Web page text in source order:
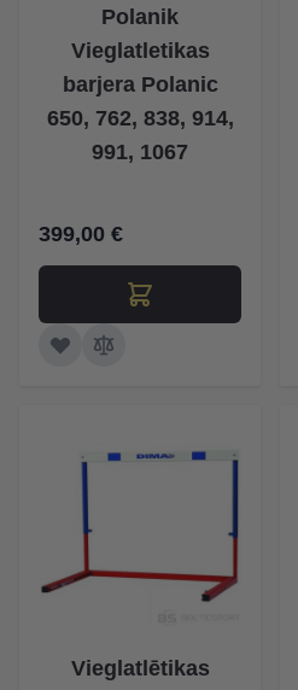
Polanik
Vieglatletikas
barjera Polanic
650, 762, 838, 914,
991, 1067
399,00 €
Vieglatlētikas